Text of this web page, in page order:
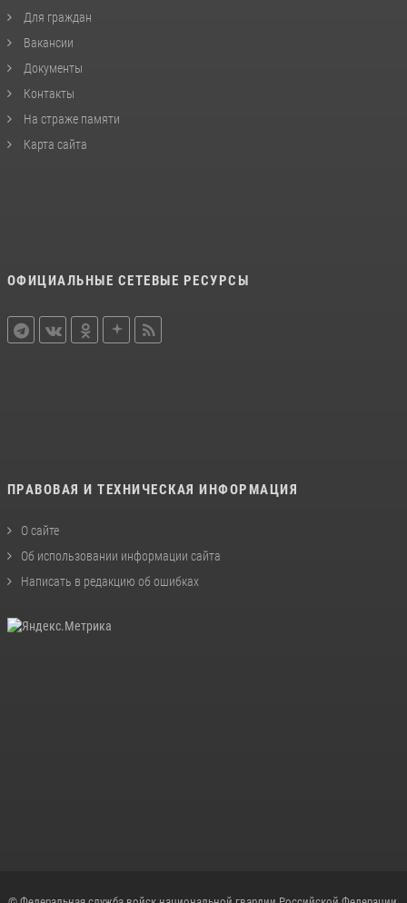
Для граждан
Вакансии
Документы
Контакты
На страже памяти
Карта сайта
ОФИЦИАЛЬНЫЕ СЕТЕВЫЕ РЕСУРСЫ
ПРАВОВАЯ И ТЕХНИЧЕСКАЯ ИНФОРМАЦИЯ
О сайте
Об использовании информации сайта
Написать в редакцию об ошибках